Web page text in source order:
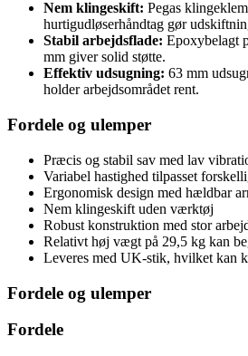
Nem klingeskift: Pegas
hurtigudløserhåndtag gør
Stabil arbejdsflade: Epoxybelagt
mm giver solid støtte.
Effektiv udsugning: 63 mm
holder arbejdsområdet rent.
Fordele og ulemper
Præcis og stabil sav med lav
Variabel hastighed tilpasset
Ergonomisk design med hældbar
Nem klingeskift uden værktøj
Robust konstruktion med stor
Relativt høj vægt på 29,5 kg kan
Leveres med UK-stik, hvilket kan
Fordele og ulemper
Fordele